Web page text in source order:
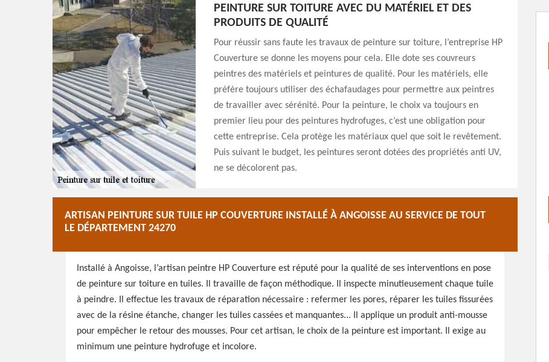
PEINTURE SUR TOITURE AVEC DU MATÉRIEL ET DES
PRODUITS DE QUALITÉ
Pour réussir sans faute les travaux de peinture sur toiture, l’entreprise HP
Couverture se donne les moyens pour cela. Elle dote ses couvreurs
peintres des matériels et peintures de qualité. Pour les matériels, elle
préfère toujours utiliser des échafaudages pour permettre aux peintres
de travailler avec sérénité. Pour la peinture, le choix va toujours en
premier lieu pour des peintures hydrofuges, c’est une obligation pour
cette entreprise. Cela protège les matériaux quel que soit le revêtement.
Puis suivant le budget, les peintures seront dotées des propriétés anti UV,
ne se décolorent pas.
ARTISAN PEINTURE SUR TUILE HP COUVERTURE INSTALLÉ À ANGOISSE AU SERVICE DE TOUT
LE DÉPARTEMENT 24270
Installé à Angoisse, l’artisan peintre HP Couverture est réputé pour la qualité de ses interventions en pose
de peinture sur toiture en tuiles. Il travaille de façon méthodique. Il inspecte minutieusement chaque tuile
à peindre. Il effectue les travaux de réparation nécessaire : refermer les pores, réparer les tuiles fissurées
avec de la résine étanche, changer les tuiles cassées et manquantes... Il applique un produit anti-mousse
pour empêcher le retour des mousses. Pour cet artisan, le choix de la peinture est important. Il exige au
minimum une peinture hydrofuge et incolore.